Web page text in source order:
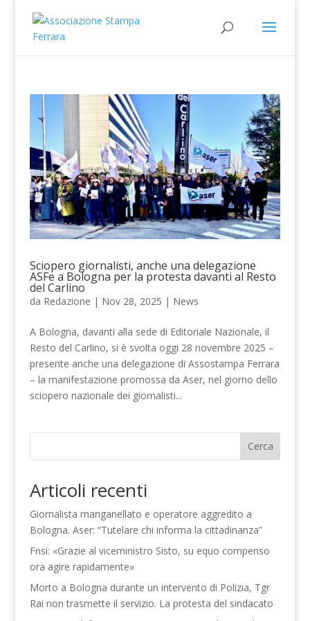
Sciopero giornalisti, anche una delegazione
ASFe a Bologna per la protesta davanti al Resto
del Carlino
da Redazione | Nov 28, 2025 | News
A Bologna, davanti alla sede di Editoriale Nazionale, il
Resto del Carlino, si è svolta oggi 28 novembre 2025 –
presente anche una delegazione di Assostampa Ferrara
– la manifestazione promossa da Aser, nel giorno dello
sciopero nazionale dei giornalisti...
Cerca
Articoli recenti
Giornalista manganellato e operatore aggredito a
Bologna. Aser: “Tutelare chi informa la cittadinanza”
Fnsi: «Grazie al viceministro Sisto, su equo compenso
ora agire rapidamente»
Morto a Bologna durante un intervento di Polizia, Tgr
Rai non trasmette il servizio. La protesta del sindacato